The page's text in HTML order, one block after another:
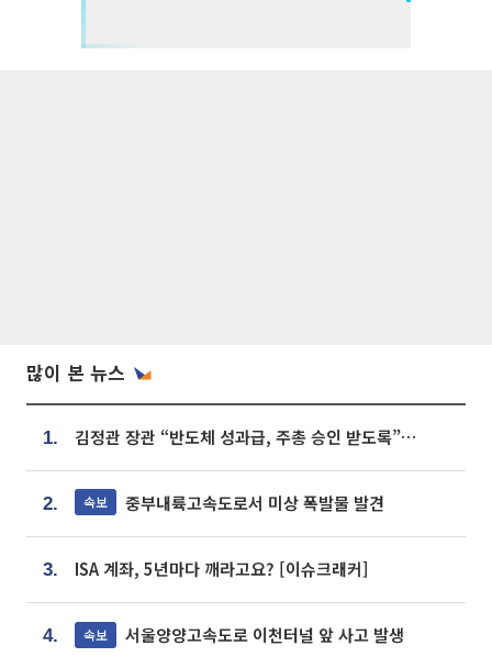
많이 본 뉴스
1. 김정관 장관 “반도체 성과급, 주총 승인 받도록”…상법·자본시장법 개정 시사
2. 속보 중부내륙고속도로서 미상 폭발물 발견
3. ISA 계좌, 5년마다 깨라고요? [이슈크래커]
4. 속보 서울양양고속도로 이천터널 앞 사고 발생